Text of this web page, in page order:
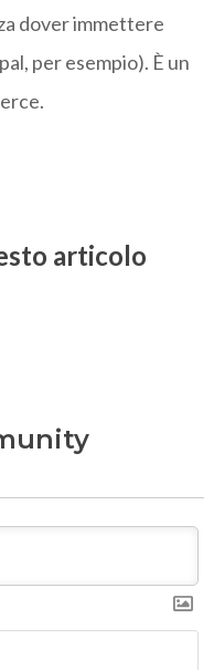
dover immettere
per esempio). È un
articolo